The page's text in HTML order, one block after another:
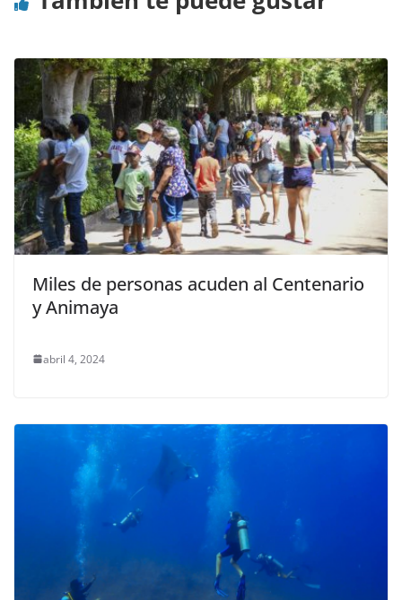
Miles de personas acuden al Centenario
y Animaya
abril 4, 2024